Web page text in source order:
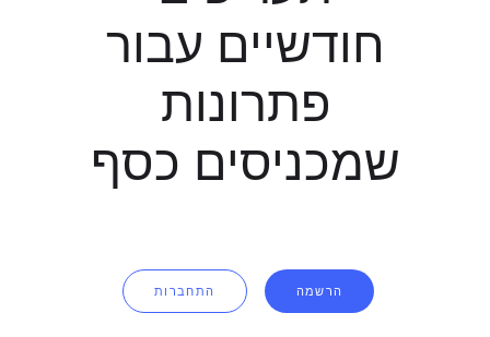
חודשיים עבור
פתרונות
שמכניסים כסף
הרשמה התחברות